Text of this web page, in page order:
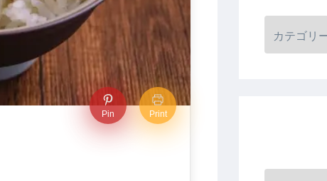
Pin Print